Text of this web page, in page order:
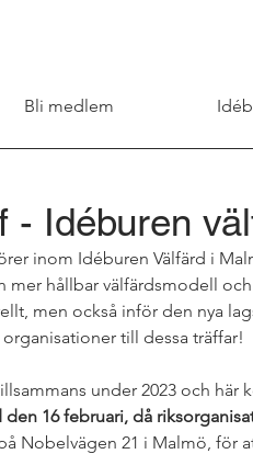
Bli medlem
- Idéburen
inom Idéburen Välfärd i
mer hållbar välfärdsmodell
men också inför den nya
till dessa träffar!
under 2023 och här
den 16 februari, då
Nobelvägen 21 i Malmö, för